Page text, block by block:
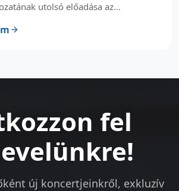
utolsó előadása az...
fel
új koncertjeinkről, exkluzív